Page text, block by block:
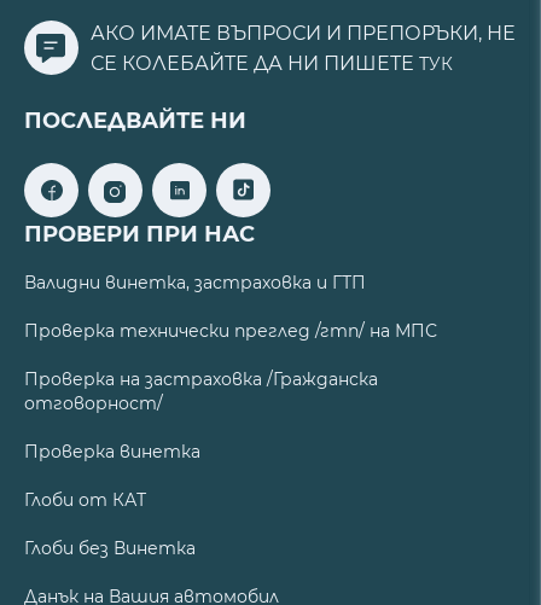
АКО ИМАТЕ ВЪПРОСИ И ПРЕПОРЪКИ, НЕ
СЕ КОЛЕБАЙТЕ ДА НИ ПИШЕТЕ ТУК
ПОСЛЕДВАЙТЕ НИ
ПРОВЕРИ ПРИ НАС
Валидни винетка, застраховка и ГТП
Проверка технически преглед /гтп/ на МПС
Проверка на застраховка /Гражданска
отговорност/
Проверка винетка
Глоби от КАТ
Глоби без Винетка
Данък на Вашия автомобил